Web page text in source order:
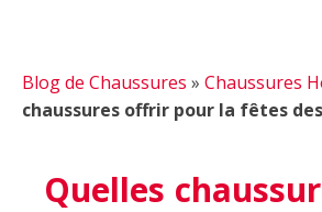
Blog de Chaussures » Chaussures
chaussures offrir pour la fêtes
Quelles